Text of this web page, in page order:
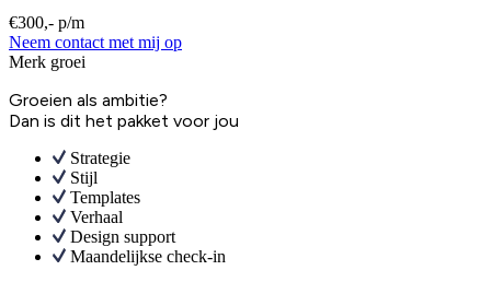
€300,- p/m
Neem contact met mij op
Merk groei
Groeien als ambitie?
Dan is dit het pakket voor jou
Strategie
Stijl
Templates
Verhaal
Design support
Maandelijkse check-in